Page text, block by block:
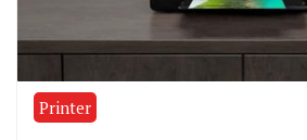
Printer